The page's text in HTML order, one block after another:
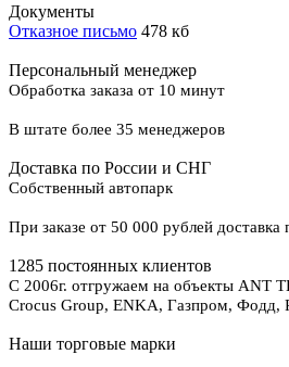
Документы
Отказное письмо 478 кб
Персональный менеджер
Обработка заказа от 10 минут
В штате более 35 менеджеров
Доставка по России и СНГ
Собственный автопарк
При заказе от 50 000 рублей доставка
1285 постоянных клиентов
С 2006г. отгружаем на объекты ANT
Crocus Group, ENKA, Газпром, Фодд,
Наши торговые марки